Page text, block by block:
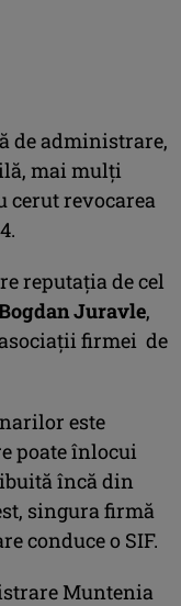
de administrare,
mai mulţi
cerut revocarea
reputaţia de cel
Juravle,
firmei de
este
poate înlocui
încă din
singura firmă
conduce o SIF.
Muntenia